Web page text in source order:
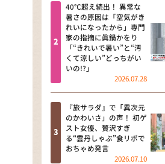
news おかえり
河合＆A.B.C-Z塚
「なんでやねん！
かえり）
DAIGOも台所 ～
にする？～
本日はダイアンな
朝だ！生です旅
40℃超え続出！ 異常な
暑さの原因は「空気がき
れいになったから」専門
家の指摘に眞鍋かをり
「“きれいで暑い”と“汚
くて涼しい”どっちがい
いの!?」
2026.07.28
『旅サラダ』で「異次元
のかわいさ」の声！ 初ゲ
スト女優、贅沢すぎ
る“雲丹しゃぶ”食リポで
おちゃめ発言
2026.07.10